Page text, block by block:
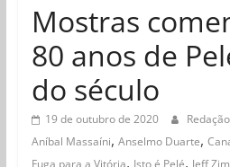
Mostras
80 anos de
do século
19 de outubro de 2020 Redação
Aníbal Massaíni, Anselmo Duarte,
Fuga para a Vitória, Isto é Pelé, Jeff